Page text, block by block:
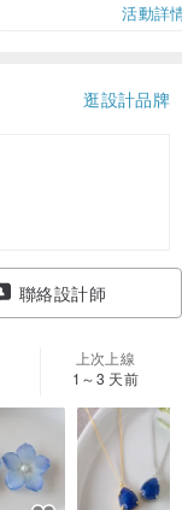
活動詳
逛設計品牌
聯絡設計師
上次上線
1～3 天前